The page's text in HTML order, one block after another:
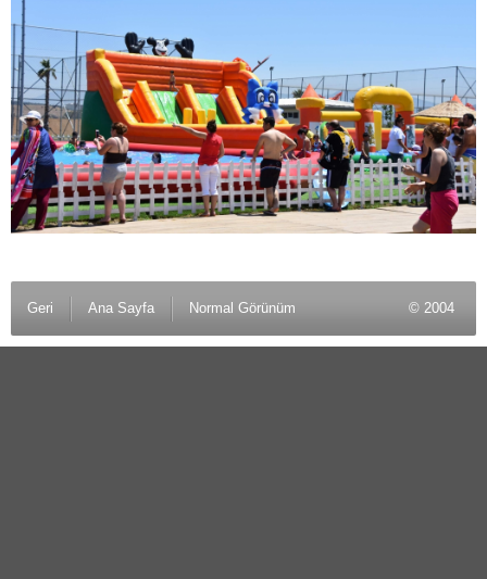
Geri Ana Sayfa Normal Görünüm © 2004